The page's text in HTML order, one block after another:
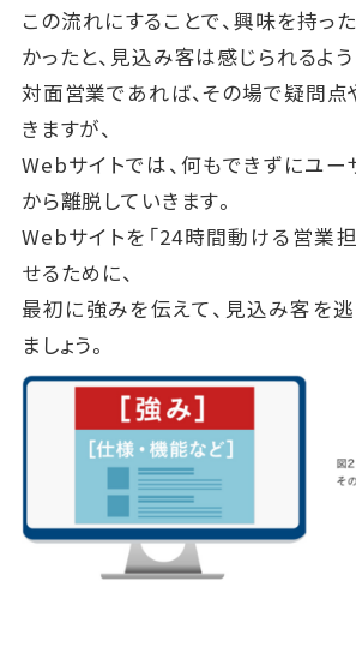
この流れにすることで、興味を持っ
かったと、見込み客は感じられるよう
対面営業であれば、その場で疑問
きますが、
Webサイトでは、何もできずにユ
から離脱していきます。
Webサイトを「24時間動ける営業
せるために、
最初に強みを伝えて、見込み客を
ましょう。